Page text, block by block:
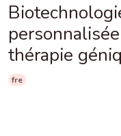
thérapie
fre